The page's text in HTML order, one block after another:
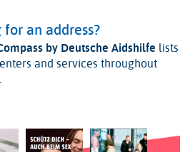
an address?
by Deutsche Aidshilfe lists
and services throughout